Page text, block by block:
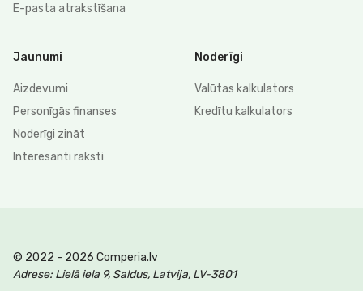
E-pasta atrakstīšana
Jaunumi
Aizdevumi
Personīgās finanses
Noderīgi zināt
Interesanti raksti
Noderīgi
Valūtas kalkulators
Kredītu kalkulators
© 2022 - 2026 Comperia.lv
Adrese: Lielā iela 9, Saldus, Latvija, LV-3801